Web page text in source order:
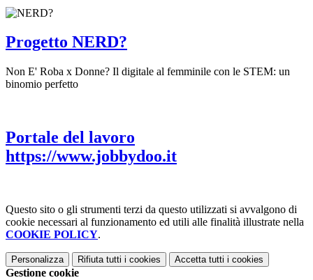
Progetto NERD?
Non E' Roba x Donne? Il digitale al femminile con le STEM: un
binomio perfetto
Portale del lavoro
https://www.jobbydoo.it
Questo sito o gli strumenti terzi da questo utilizzati si avvalgono di
cookie necessari al funzionamento ed utili alle finalità illustrate nella
COOKIE POLICY.
Personalizza Rifiuta tutti i cookies Accetta tutti i cookies
Gestione cookie